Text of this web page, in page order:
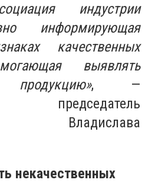
индустрии
информирующая
качественных
выявлять
продукцию», —
Владислава
некачественных